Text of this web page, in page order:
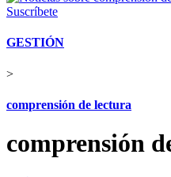
Suscríbete
GESTIÓN
>
comprensión de lectura
comprensión